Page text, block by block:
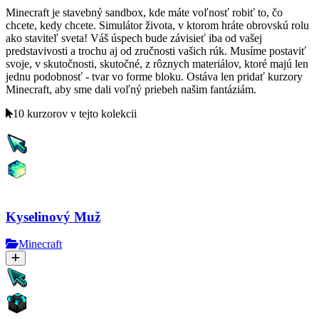
Minecraft je stavebný sandbox, kde máte voľnosť robiť to, čo
chcete, kedy chcete. Simulátor života, v ktorom hráte obrovskú rolu
ako staviteľ sveta! Váš úspech bude závisieť iba od vašej
predstavivosti a trochu aj od zručnosti vašich rúk. Musíme postaviť
svoje, v skutočnosti, skutočné, z rôznych materiálov, ktoré majú len
jednu podobnosť - tvar vo forme bloku. Ostáva len pridať kurzory
Minecraft, aby sme dali voľný priebeh našim fantáziám.
10 kurzorov v tejto kolekcii
Kyselinový Muž
Minecraft